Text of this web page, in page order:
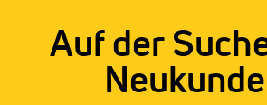
Auf der